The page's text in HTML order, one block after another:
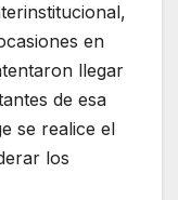
en
llegar
de esa
se realice el
los